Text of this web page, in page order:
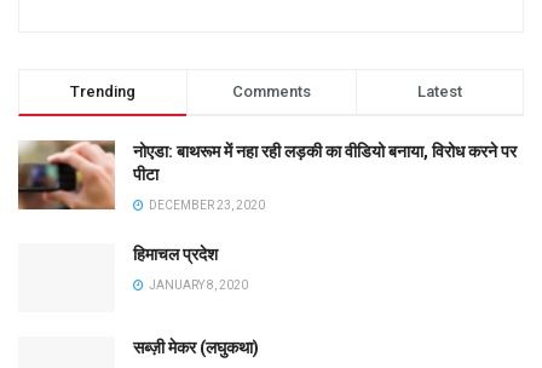
Trending Comments Latest
नोएडा: बाथरूम में नहा रही लड़की का वीडियो बनाया, विरोध करने पर
पीटा
DECEMBER 23, 2020
हिमाचल प्रदेश
JANUARY 8, 2020
सब्ज़ी मेकर (लघुकथा)